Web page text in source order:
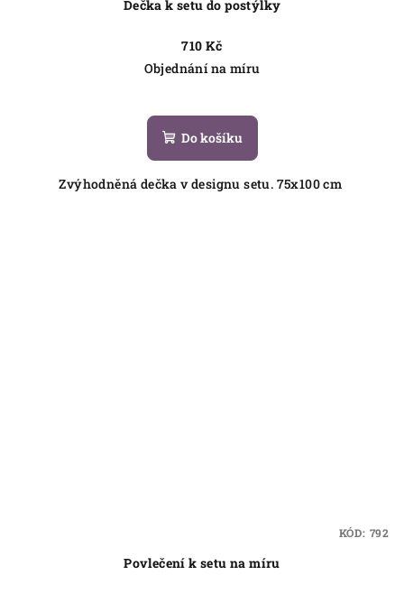
Dečka k setu do postýlky
710 Kč
Objednání na míru
Do košíku
Zvýhodněná dečka v designu setu. 75x100 cm
Povlečení k setu na míru
KÓD: 792